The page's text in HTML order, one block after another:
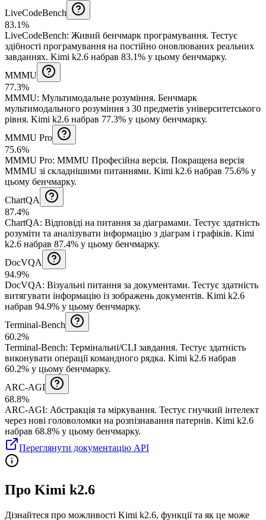
LiveCodeBench
83.1%
LiveCodeBench: Живий бенчмарк програмування. Тестує
здібності програмування на постійно оновлюваних реальних
завданнях. Kimi k2.6 набрав 83.1% у цьому бенчмарку.
MMMU
77.3%
MMMU: Мультимодальне розуміння. Бенчмарк
мультимодального розуміння з 30 предметів університетського
рівня. Kimi k2.6 набрав 77.3% у цьому бенчмарку.
MMMU Pro
75.6%
MMMU Pro: MMMU Професійна версія. Покращена версія
MMMU зі складнішими питаннями. Kimi k2.6 набрав 75.6% у
цьому бенчмарку.
ChartQA
87.4%
ChartQA: Відповіді на питання за діаграмами. Тестує здатність
розуміти та аналізувати інформацію з діаграм і графіків. Kimi
k2.6 набрав 87.4% у цьому бенчмарку.
DocVQA
94.9%
DocVQA: Візуальні питання за документами. Тестує здатність
витягувати інформацію із зображень документів. Kimi k2.6
набрав 94.9% у цьому бенчмарку.
Terminal-Bench
60.2%
Terminal-Bench: Термінальні/CLI завдання. Тестує здатність
виконувати операції командного рядка. Kimi k2.6 набрав
60.2% у цьому бенчмарку.
ARC-AGI
68.8%
ARC-AGI: Абстракція та міркування. Тестує гнучкий інтелект
через нові головоломки на розпізнавання патернів. Kimi k2.6
набрав 68.8% у цьому бенчмарку.
Переглянути документацію API
Про Kimi k2.6
Дізнайтеся про можливості Kimi k2.6, функції та як це може